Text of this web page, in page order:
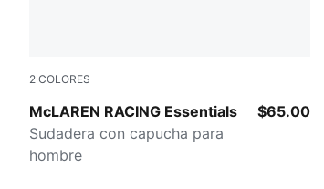
2 COLORES
McLAREN RACING Essentials
PUMA BLACK
Sudadera con capucha para
hombre
$65.00